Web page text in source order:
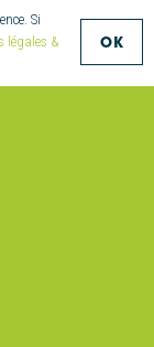
Si
légales &
OK